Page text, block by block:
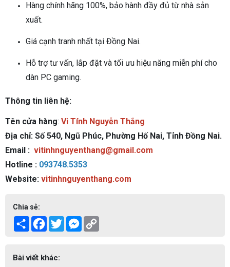
Hàng chính hãng 100%, bảo hành đầy đủ từ nhà sản
xuất.
Giá cạnh tranh nhất tại Đồng Nai.
Hỗ trợ tư vấn, lắp đặt và tối ưu hiệu năng miễn phí cho
dàn PC gaming.
Thông tin liên hệ:
Tên cửa hàng: Vi Tính Nguyễn Thắng
Địa chỉ: Số 540, Ngũ Phúc, Phường Hố Nai, Tỉnh Đồng Nai.
Email : vitinhnguyenthang@gmail.com
Hotline : 093748.5353
Website: vitinhnguyenthang.com
Chia sẻ:
Share Facebook
TwitterMessenger
Bài viết khác: